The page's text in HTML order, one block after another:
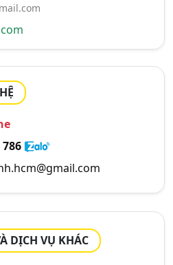
786
DỊCH VỤ KHÁC